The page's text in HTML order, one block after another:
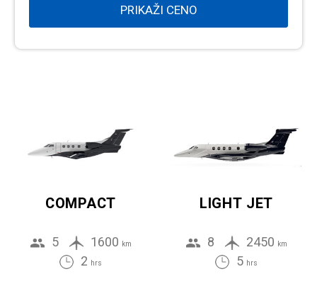
PRIKAŽI CENO
COMPACT
5 1600 km
2 hrs
LIGHT JET
8 2450 km
5 hrs